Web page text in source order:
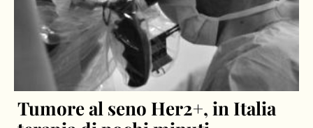
Tumore al seno Her2+, in Italia